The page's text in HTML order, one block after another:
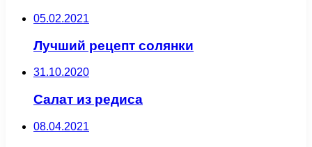
05.02.2021
Лучший рецепт солянки
31.10.2020
Салат из редиса
08.04.2021